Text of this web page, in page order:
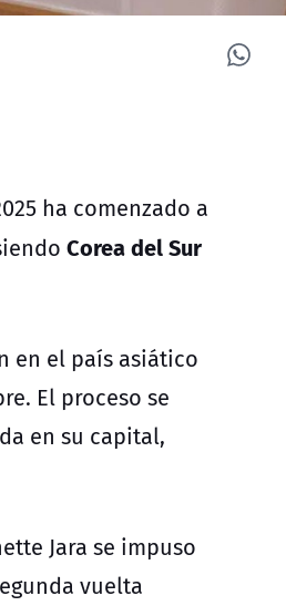
ha comenzado a
Corea del Sur
en el país asiático
El proceso se
en su capital,
Jara se impuso
vuelta